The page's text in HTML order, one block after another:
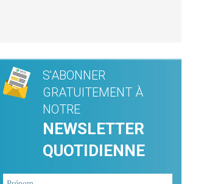
S'ABONNER
GRATUITEMENT À
NOTRE
NEWSLETTER
QUOTIDIENNE